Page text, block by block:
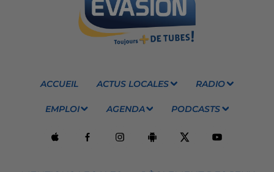
ACCUEIL ACTUS LOCALES RADIO
EMPLOI AGENDA PODCASTS